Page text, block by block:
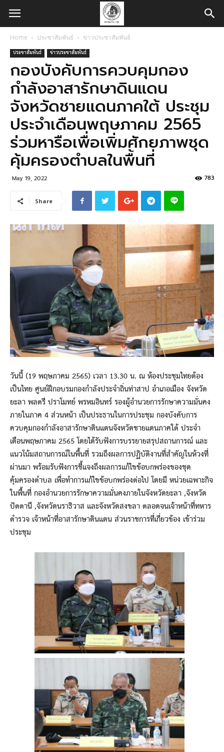
Home ประชาสัมพันธ์ ข่าวประชาสัมพันธ์
ประชาสัมพันธ์ ข่าวประชาสัมพันธ์
กองบังคับการควบคุมกอง
กำลังอาสารักษาดินแดน
จังหวัดชายแดนภาคใต้ ประชุม
ประจำเดือนพฤษภาคม 2565
ร่วมหารือเพื่อเพิ่มศักยภาพชุด
คุ้มครองตำบลในพื้นที่
May 19, 2022 783
Share
วันนี้ (19 พฤษภาคม 2565) เวลา 13.30 น. ณ ห้องประชุมไทยต้อง
เป็นไทย ศูนย์ฝึกอบรมกองกำลังประจำถิ่นท่าสาป อำเภอเมือง จังหวัด
ยะลา พลตรี ปราโมทย์ พรหมอินทร์ รองผู้อำนวยการรักษาความมั่นคง
ภายในภาค 4 ส่วนหน้า เป็นประธานในการประชุม กองบังคับการ
ควบคุมกองกำลังอาสารักษาดินแดนจังหวัดชายแดนภาคใต้ ประจำ
เดือนพฤษภาคม 2565 โดยได้รับฟังการบรรยายสรุปสถานการณ์ และ
แนวโน้มสถานการณ์ในพื้นที่ รวมถึงผลการปฏิบัติงานที่สำคัญในห้วงที่
ผ่านมา พร้อมรับฟังการชี้แจงถึงผลการแก้ไขข้อบกพร่องของชุด
คุ้มครองตำบล เพื่อทำการแก้ไขข้อบกพร่องต่อไป โดยมี หน่วยเฉพาะกิจ
ในพื้นที่ กองอำนวยการรักษาความมั่นคงภายในจังหวัดยะลา ,จังหวัด
ปัตตานี ,จังหวัดนราธิวาส และจังหวัดสงขลา ตลอดจนเจ้าหน้าที่ทหาร
ตำรวจ เจ้าหน้าที่อาสารักษาดินแดน ส่วนราชการที่เกี่ยวข้อง เข้าร่วม
ประชุม